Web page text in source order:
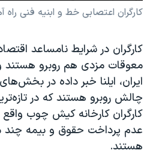
اعتراضات زن، زندگی، آزادی
تریبونال مردمی آبان ۹۸
دادگاه حمید نوری
چهل سال گروگان‌گیری
قانون شفافیت دارائی کادر رهبری
اعتراضات مردمی آبان ۹۸
کارگران اعتصابی خط و ابنیه فنی
کارگران در شرایط نامساعد
معوقات مزدی هم روبرو هستند
ایران، ایلنا خبر داده در
چالش روبرو هستند که در
کارگران کارخانه کیش چوب
عدم پرداخت حقوق و بیمه
هستند.